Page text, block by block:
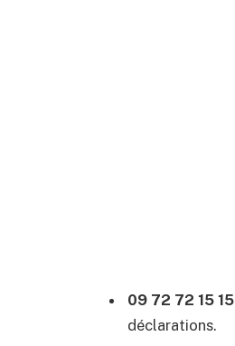
09 72 72 15 15
déclarations.